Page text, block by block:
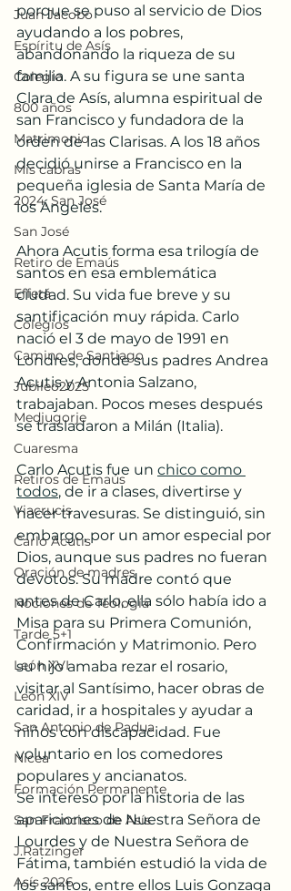
Juan Jacobo
Espíritu de Asís
Colegio
800 años
Matrimonio
Mis cabras
2024, San José
San José
Retiro de Emaús
Effetá
Colegios
Camino de Santiago
Jubileo2025
Medjugorje
Cuaresma
Retiros de Emaús
Viacrucis
Carlo Acutis
Oración de madres
Nociones de Teología
Tarde 5+1
León XVI
León XIV
San Antonio de Padua
Nicea
Formación Permanente
San Francisco de Asís
J.Ratzinger
Asís 2026
porque se puso al servicio de Dios
ayudando a los pobres,
abandonando la riqueza de su
familia. A su figura se une santa
Clara de Asís, alumna espiritual de
san Francisco y fundadora de la
orden de las Clarisas. A los 18 años
decidió unirse a Francisco en la
pequeña iglesia de Santa María de
los Ángeles.
Ahora Acutis forma esa trilogía de
santos en esa emblemática
ciudad. Su vida fue breve y su
santificación muy rápida. Carlo
nació el 3 de mayo de 1991 en
Londres, donde sus padres Andrea
Acutis y Antonia Salzano,
trabajaban. Pocos meses después
se trasladaron a Milán (Italia).
Carlo Acutis fue un chico como
todos, de ir a clases, divertirse y
hacer travesuras. Se distinguió, sin
embargo, por un amor especial por
Dios, aunque sus padres no fueran
devotos. Su madre contó que
antes de Carlo, ella sólo había ido a
Misa para su Primera Comunión,
Confirmación y Matrimonio. Pero
su hijo amaba rezar el rosario,
visitar al Santísimo, hacer obras de
caridad, ir a hospitales y ayudar a
niños con discapacidad. Fue
voluntario en los comedores
populares y ancianatos.
Se interesó por la historia de las
apariciones de Nuestra Señora de
Lourdes y de Nuestra Señora de
Fátima, también estudió la vida de
los santos, entre ellos Luis Gonzaga